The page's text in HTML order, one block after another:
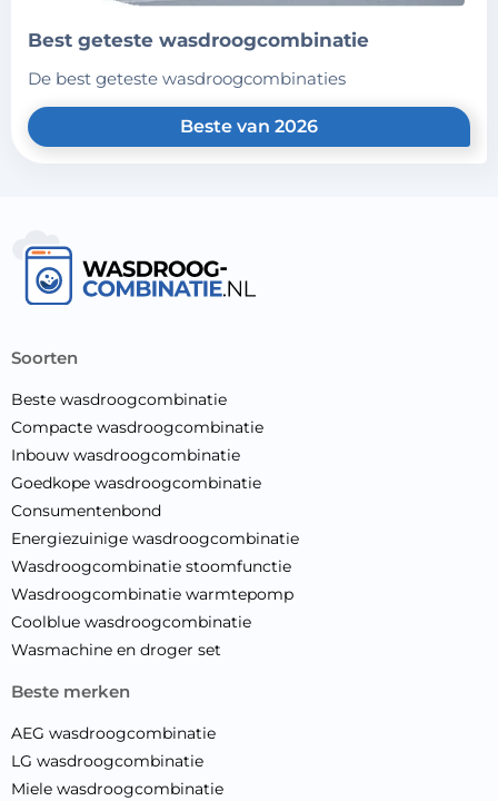
best geteste wasdroogcombinatie
de best geteste wasdroogcombinaties
Beste van 2026
soorten
Beste wasdroogcombinatie
Compacte wasdroogcombinatie
Inbouw wasdroogcombinatie
Goedkope wasdroogcombinatie
Consumentenbond
Energiezuinige wasdroogcombinatie
Wasdroogcombinatie stoomfunctie
Wasdroogcombinatie warmtepomp
Coolblue wasdroogcombinatie
Wasmachine en droger set
beste merken
AEG wasdroogcombinatie
LG wasdroogcombinatie
Miele wasdroogcombinatie